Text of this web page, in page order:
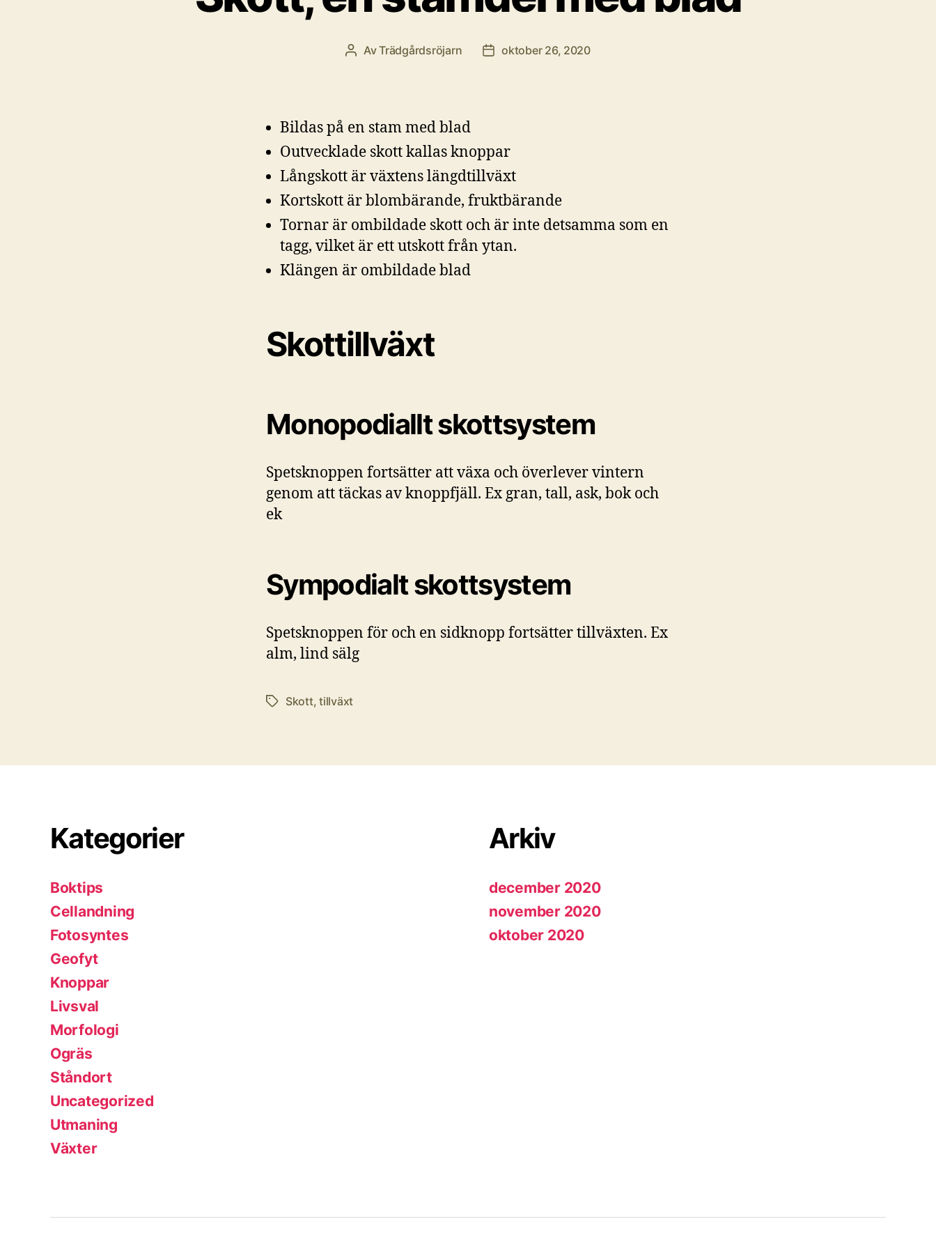
Inläggsförfattare
AvTrädgårdsröjarn Inläggsdatum
oktober 26, 2020
Bildas på en stam med blad
Outvecklade skott kallas knoppar
Långskott är växtens längdtillväxt
Kortskott är blombärande, fruktbärande
Tornar är ombildade skott och är inte detsamma som en
tagg, vilket är ett utskott från ytan.
Klängen är ombildade blad
Skottillväxt
Monopodiallt skottsystem
Spetsknoppen fortsätter att växa och överlever vintern
genom att täckas av knoppfjäll. Ex gran, tall, ask, bok och
ek
Sympodialt skottsystem
Spetsknoppen för och en sidknopp fortsätter tillväxten. Ex
alm, lind sälg
Etiketter
Skott,tillväxt
Kategorier
Boktips
Cellandning
Fotosyntes
Geofyt
Knoppar
Livsval
Morfologi
Ogräs
Ståndort
Uncategorized
Utmaning
Växter
Arkiv
december 2020
november 2020
oktober 2020